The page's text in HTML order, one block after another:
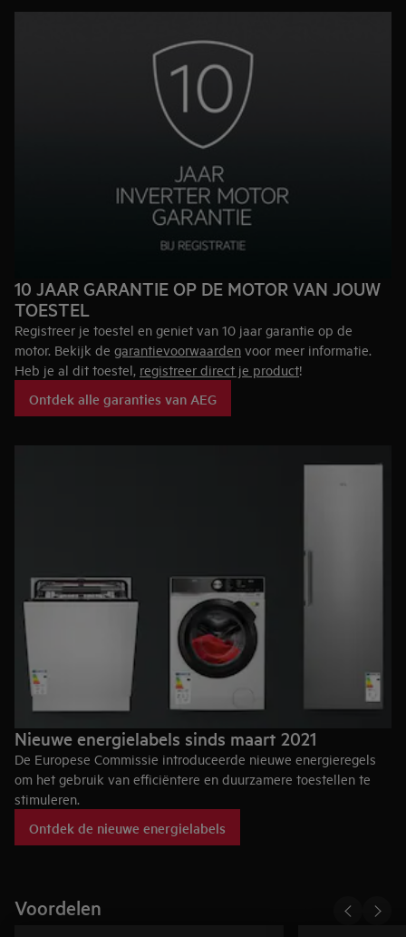
10 JAAR GARANTIE OP DE MOTOR VAN JOUW
TOESTEL
Registreer je toestel en geniet van 10 jaar garantie op de
motor. Bekijk de garantievoorwaarden voor meer informatie.
Heb je al dit toestel, registreer direct je product!
Ontdek alle garanties van AEG
Nieuwe energielabels sinds maart 2021
De Europese Commissie introduceerde nieuwe energieregels
om het gebruik van efficiëntere en duurzamere toestellen te
stimuleren.
gekocht blijft wel hetzelfde. Alleen de beoordeling verandert
Ontdek de nieuwe energielabels
Voordelen